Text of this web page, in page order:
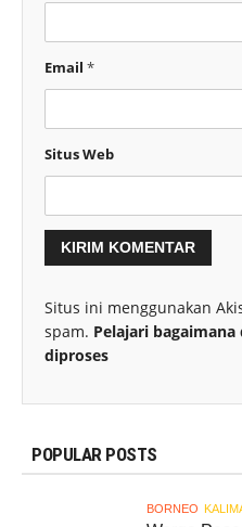
Email *
Situs Web
Situs ini menggunakan
spam. Pelajari
diproses
POPULAR POSTS
BORNEO